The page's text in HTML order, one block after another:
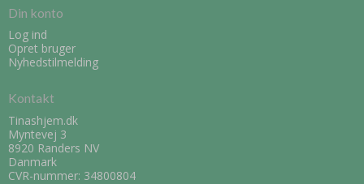
Din konto
Log ind
Opret bruger
Nyhedstilmelding
Kontakt
Tinashjem.dk
Myntevej 3
8920 Randers NV
Danmark
CVR-nummer: 34800804